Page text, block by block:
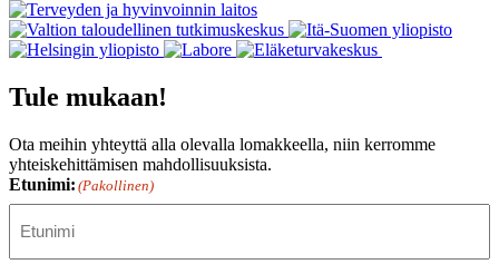
Tule mukaan!
Ota meihin yhteyttä alla olevalla lomakkeella, niin kerromme
yhteiskehittämisen mahdollisuuksista.
Etunimi: (Pakollinen)